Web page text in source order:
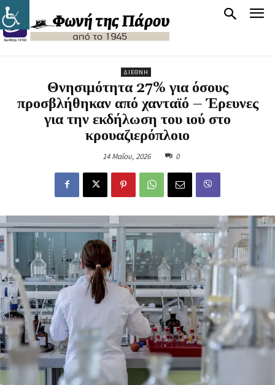
ΔΙΕΘΝΉ
Θνησιμότητα 27% για όσους
προσβλήθηκαν από χανταϊό – Έρευνες
για την εκδήλωση του ιού στο
κρουαζιερόπλοιο
14 Μαΐου, 2026 0